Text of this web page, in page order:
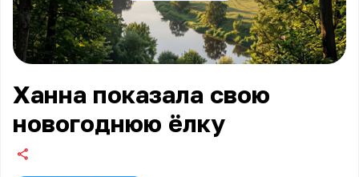
Ханна показала свою
новогоднюю ёлку